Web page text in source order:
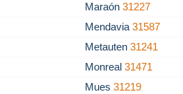
Maraón31227
Mendavia31587
Metauten31241
Monreal31471
Mues31219